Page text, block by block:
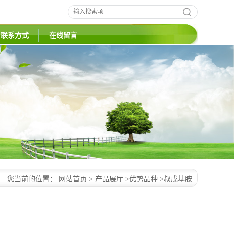
联系方式 在线留言
您当前的位置： 网站首页 > 产品展厅 >优势品种 >叔戊基胺